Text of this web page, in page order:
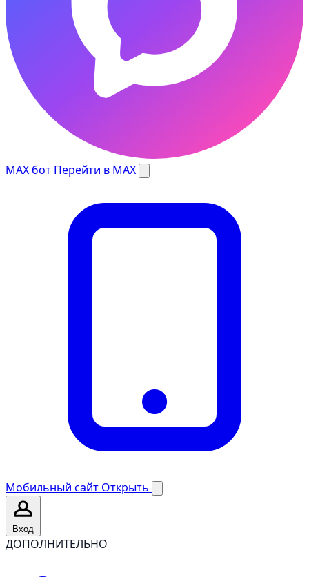
MAX бот Перейти в MAX
Мобильный сайт Открыть
Вход
ДОПОЛНИТЕЛЬНО